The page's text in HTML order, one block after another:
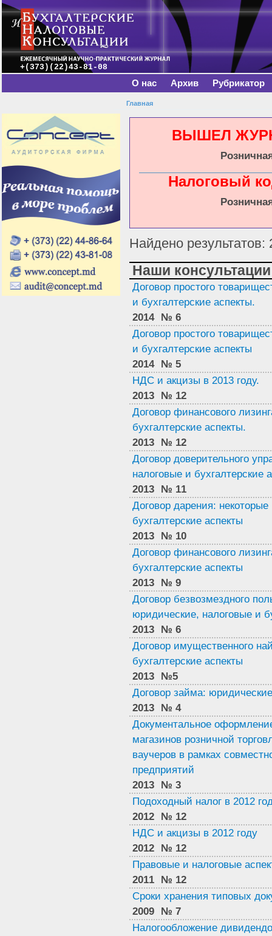
+(373)(22)43-81-08
Главное меню
О нас Архив Рубрикатор
Вы здесь
Главная
ВЫШЕЛ
Налоговый
Найдено результатов:
Наши консультации
Договор простого
и бухгалтерские аспекты.
2014 № 6
Договор простого
и бухгалтерские аспекты
2014 № 5
НДС и акцизы в 2013 году.
2013 № 12
Договор финансового
бухгалтерские аспекты.
2013 № 12
Договор доверительного
налоговые и бухгалтерские
2013 № 11
Договор дарения:
бухгалтерские аспекты
2013 № 10
Договор финансового
бухгалтерские аспекты
2013 № 9
Договор безвозмездного
юридические, налоговые и
2013 № 6
Договор имущественного
бухгалтерские аспекты
2013 №5
Договор займа:
2013 № 4
Документальное
магазинов розничной
ваучеров в рамках
предприятий
2013 № 3
Подоходный налог в 2012
2012 № 12
НДС и акцизы в 2012 году
2012 № 12
Правовые и налоговые
2011 № 12
Сроки хранения типовых
2009 № 7
Налогообложение